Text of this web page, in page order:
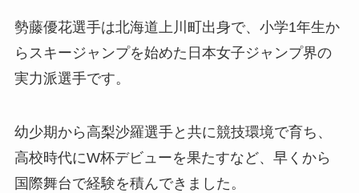
勢藤優花選手は北海道上川町出身で、小学1年生か
らスキージャンプを始めた日本女子ジャンプ界の
実力派選手です。
幼少期から高梨沙羅選手と共に競技環境で育ち、
高校時代にW杯デビューを果たすなど、早くから
国際舞台で経験を積んできました。